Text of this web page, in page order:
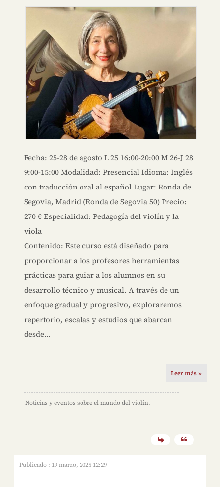
Fecha: 25-28 de agosto L 25 16:00-20:00 M 26-J 28
9:00-15:00 Modalidad: Presencial Idioma: Inglés
con traducción oral al español Lugar: Ronda de
Segovia, Madrid (Ronda de Segovia 50) Precio:
270 € Especialidad: Pedagogía del violín y la
viola
Contenido: Este curso está diseñado para
proporcionar a los profesores herramientas
prácticas para guiar a los alumnos en su
desarrollo técnico y musical. A través de un
enfoque gradual y progresivo, exploraremos
repertorio, escalas y estudios que abarcan
desde…
Leer más »
Noticias y eventos sobre el mundo del violín.
Publicado : 19 marzo, 2025 12:29